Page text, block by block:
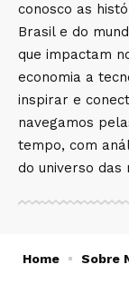
conosco as
Brasil e do
que impactam
economia a
inspirar e
navegamos
tempo, com
do universo das
Home Sobre